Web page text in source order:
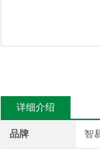
详细介绍
品牌 智